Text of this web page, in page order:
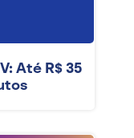
Até R$ 35